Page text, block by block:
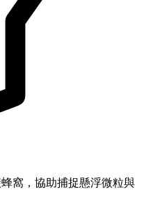
窩，協助捕捉懸浮微粒與